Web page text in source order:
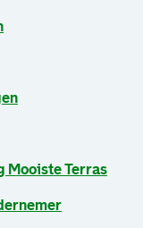
Mooiste Terras